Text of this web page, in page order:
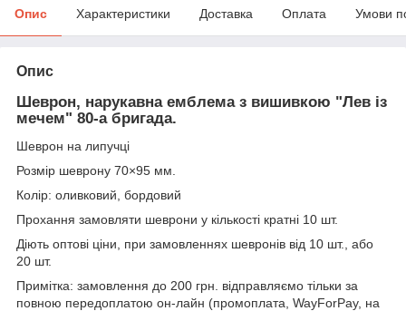
Опис Характеристики Доставка Оплата Умови
Опис
Шеврон, нарукавна емблема з вишивкою "Лев із
мечем" 80-а бригада.
Шеврон на липучці
Розмір шеврону 70×95 мм.
Колір: оливковий, бордовий
Прохання замовляти шеврони у кількості кратні 10 шт.
Діють оптові ціни, при замовленнях шевронів від 10 шт., або
20 шт.
Примітка: замовлення до 200 грн. відправляємо тільки за
повною передоплатою он-лайн (промоплата, WayForPay, на